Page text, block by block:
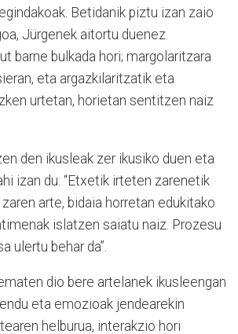
Betidanik piztu izan zaio
Jürgenek aitortu duenez.
barne bulkada hori; margolaritzara
eta argazkilaritzatik eta
urtetan, horietan sentitzen naiz
den ikusleak zer ikusiko duen eta
izan du: “Etxetik irteten zarenetik
arte, bidaia horretan edukitako
islatzen saiatu naiz. Prozesu
ulertu behar da”.
dio bere artelanek ikusleengan
eta emozioak jendearekin
helburua, interakzio hori